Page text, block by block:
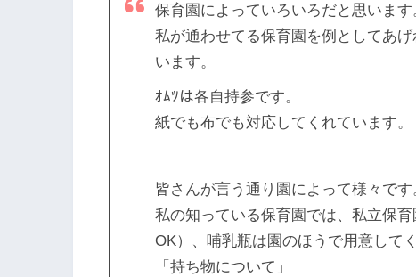
保育園によっていろいろだと思います
私が通わせてる保育園を例としてあ
います。
ｵﾑﾂは各自持参です。
紙でも布でも対応してくれています。
皆さんが言う通り園によって様々です
私の知っている保育園では、私立保
OK）、哺乳瓶は園のほうで用意してく
「持ち物について」